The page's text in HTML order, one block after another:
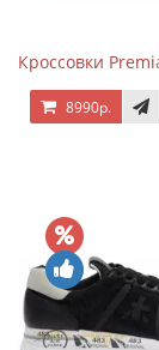
Кроссовки
8990р.